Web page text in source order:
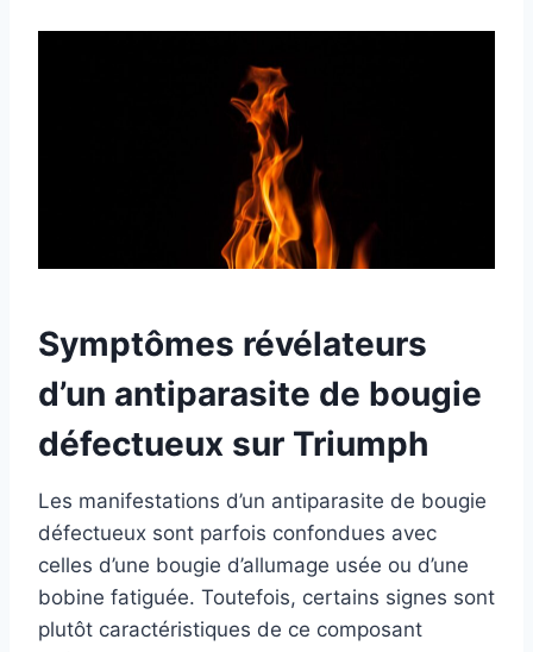
Symptômes révélateurs
d’un antiparasite de bougie
défectueux sur Triumph
Les manifestations d’un antiparasite de bougie
défectueux sont parfois confondues avec
celles d’une bougie d’allumage usée ou d’une
bobine fatiguée. Toutefois, certains signes sont
plutôt caractéristiques de ce composant